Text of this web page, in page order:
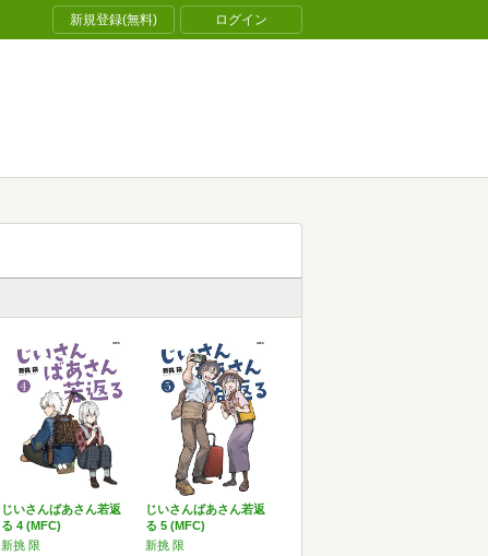
新規登録(無料) ログイン
じいさんばあさん若返
る 4 (MFC)
新挑 限
じいさんばあさん若返
る 5 (MFC)
新挑 限